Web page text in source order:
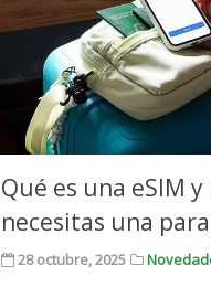
Qué es una eSIM
necesitas una
28 octubre, 2025